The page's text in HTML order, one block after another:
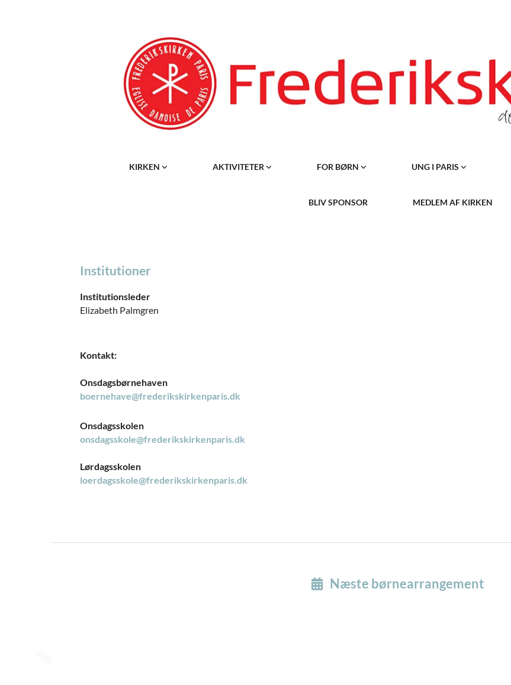
KIRKEN AKTIVITETER FOR BØRN UNG I PARIS
BLIV SPONSOR MEDLEM AF KIRKEN
Institutioner
Institutionsleder
Elizabeth Palmgren
Kontakt:
Onsdagsbørnehaven
boernehave@frederikskirkenparis.dk
Onsdagsskolen
onsdagsskole@frederikskirkenparis.dk
Lørdagsskolen
loerdagsskole@frederikskirkenparis.dk
Næste børnearrangement